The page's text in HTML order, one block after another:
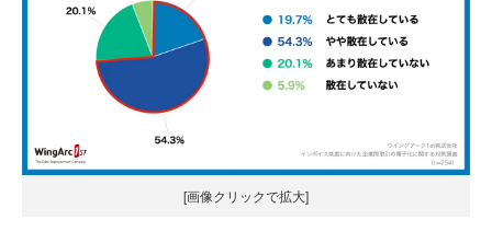
[画像クリックで拡大]